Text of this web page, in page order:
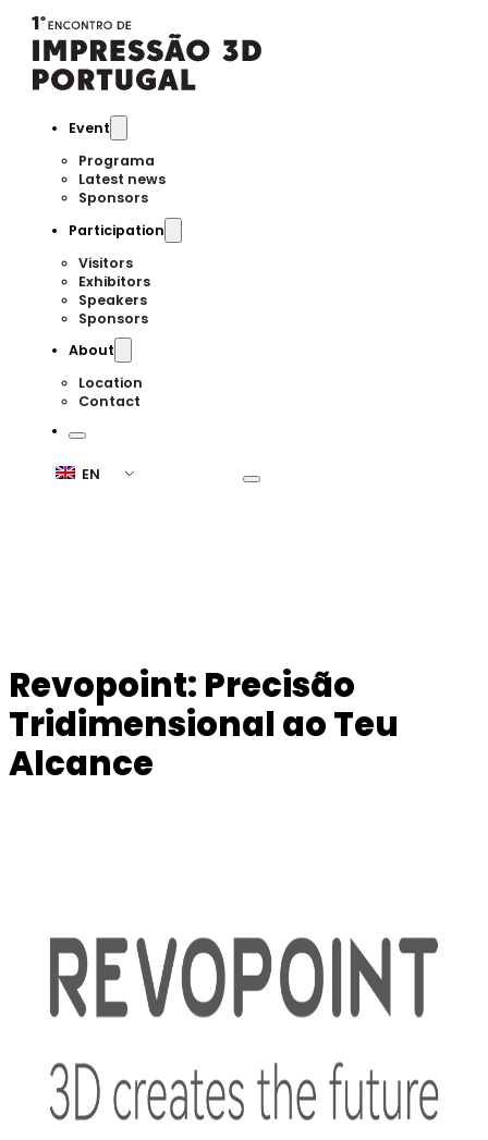
Event
Programa
Latest news
Sponsors
Participation
Visitors
Exhibitors
Speakers
Sponsors
About
Location
Contact
EN
Revopoint: Precisão
Tridimensional ao Teu
Alcance